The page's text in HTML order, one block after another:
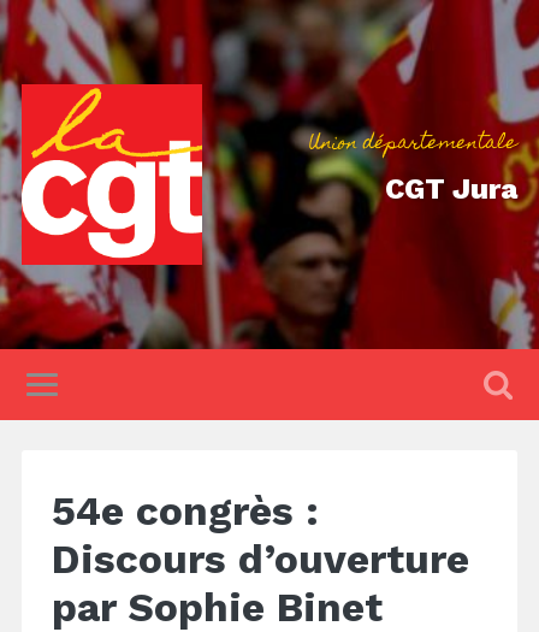
Union départementale
CGT Jura
54e congrès :
Discours d’ouverture
par Sophie Binet